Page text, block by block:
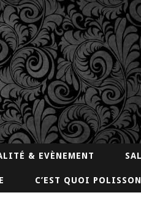
& EVÈNEMENT
C’EST QUOI